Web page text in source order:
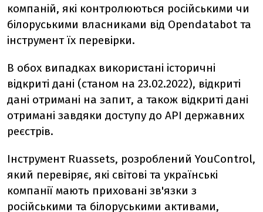
компаній, які контролюються російськими чи
білоруськими власниками від Opendatabot та
інструмент їх перевірки.
В обох випадках використані історичні
відкриті дані (станом на 23.02.2022), відкриті
дані отримані на запит, а також відкриті дані
отримані завдяки доступу до АРІ державних
реєстрів.
Інструмент Ruassets, розроблений YouControl,
який перевіряє, які світові та українські
компанії мають приховані зв'язки з
російськими та білоруськими активами,